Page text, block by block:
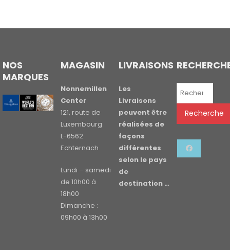
NOS
MARQUES
MAGASIN
Nonnemillen
Center
121, route de
Luxembourg
L-6562
Echternach
Lundi – samedi
de 10h00 à
18h00
Dimanche :
09h00 à 13h00
LIVRAISONS
Les
Livraisons
peuvent être
réalisées de
façons
différentes
selon le pays
de
destination …
Recherche